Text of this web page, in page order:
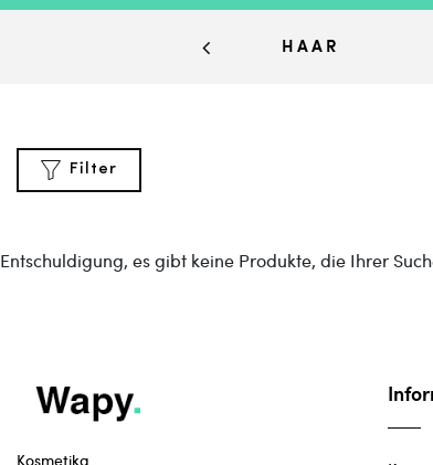
HAAR
Filter
Entschuldigung, es gibt keine Produkte, die Ihrer
Kosmetika